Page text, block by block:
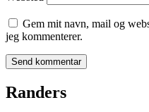
Gem mit navn, mail og
jeg kommenterer.
Randers